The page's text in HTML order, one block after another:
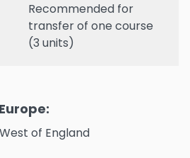
Recommended for
transfer of one course
(3 units)
of England